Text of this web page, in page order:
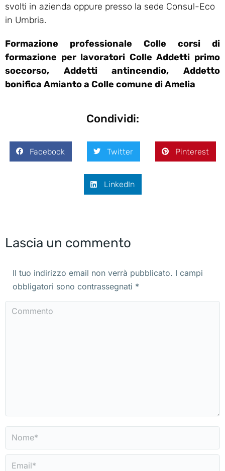
svolti in azienda oppure presso la sede Consul-Eco
in Umbria.
Formazione professionale Colle corsi di
formazione per lavoratori Colle Addetti primo
soccorso, Addetti antincendio, Addetto
bonifica Amianto a Colle comune di Amelia
Condividi:
Facebook Twitter Pinterest
LinkedIn
Lascia un commento
Il tuo indirizzo email non verrà pubblicato. I campi
obbligatori sono contrassegnati *
Commento
Nome *
Email *